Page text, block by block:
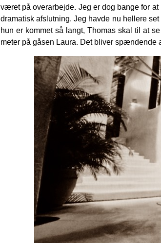
været på overarbejde. Jeg er dog bange for
dramatisk afslutning. Jeg havde nu hellere
hun er kommet så langt, Thomas skal til at
meter på gåsen Laura. Det bliver spændende